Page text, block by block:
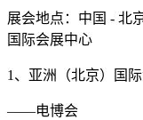
展会地点：中国 - 北
国际会展中心
1、亚洲（北京）国
——电博会